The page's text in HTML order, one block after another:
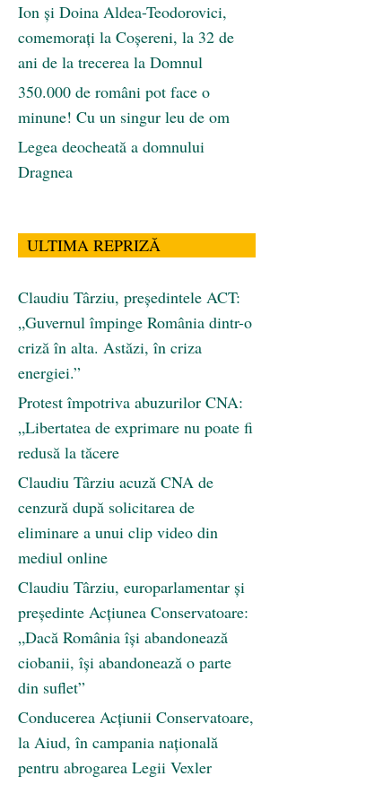
Ion și Doina Aldea-Teodorovici,
comemorați la Coșereni, la 32 de
ani de la trecerea la Domnul
350.000 de români pot face o
minune! Cu un singur leu de om
Legea deocheată a domnului
Dragnea
ULTIMA REPRIZĂ
Claudiu Târziu, președintele ACT:
„Guvernul împinge România dintr-o
criză în alta. Astăzi, în criza
energiei.”
Protest împotriva abuzurilor CNA:
„Libertatea de exprimare nu poate fi
redusă la tăcere
Claudiu Târziu acuză CNA de
cenzură după solicitarea de
eliminare a unui clip video din
mediul online
Claudiu Târziu, europarlamentar și
președinte Acțiunea Conservatoare:
„Dacă România își abandonează
ciobanii, își abandonează o parte
din suflet”
Conducerea Acțiunii Conservatoare,
la Aiud, în campania națională
pentru abrogarea Legii Vexler